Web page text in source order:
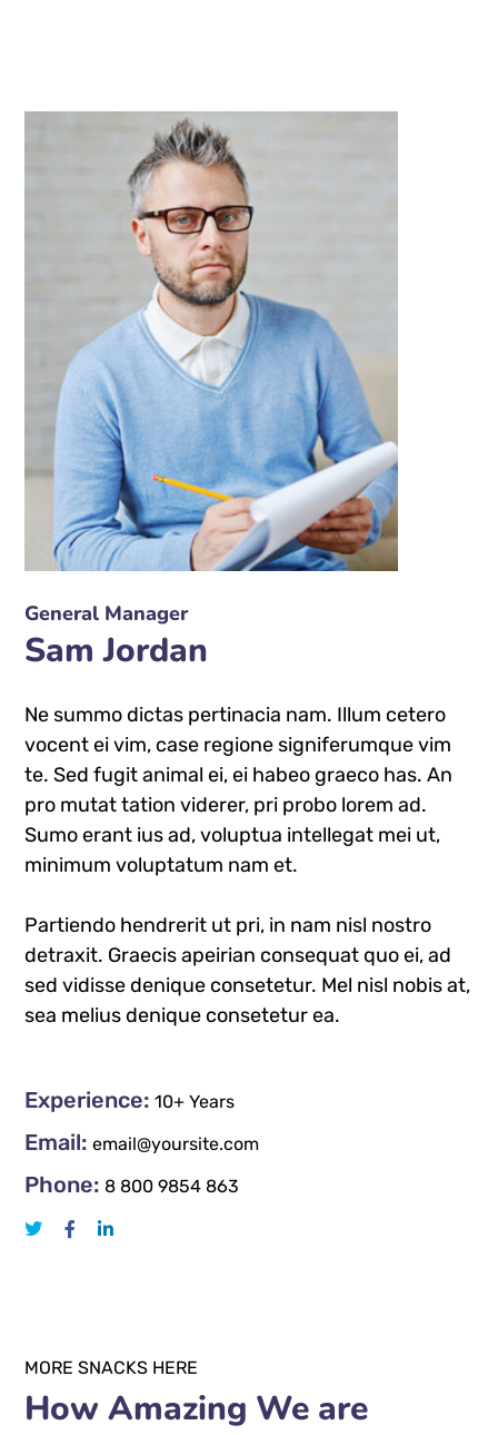
General Manager
Sam Jordan
Ne summo dictas pertinacia nam. Illum cetero
vocent ei vim, case regione signiferumque vim
te. Sed fugit animal ei, ei habeo graeco has. An
pro mutat tation viderer, pri probo lorem ad.
Sumo erant ius ad, voluptua intellegat mei ut,
minimum voluptatum nam et.
Partiendo hendrerit ut pri, in nam nisl nostro
detraxit. Graecis apeirian consequat quo ei, ad
sed vidisse denique consetetur. Mel nisl nobis at,
sea melius denique consetetur ea.
Experience: 10+ Years
Email: email@yoursite.com
Phone: 8 800 9854 863
MORE SNACKS HERE
How Amazing We are